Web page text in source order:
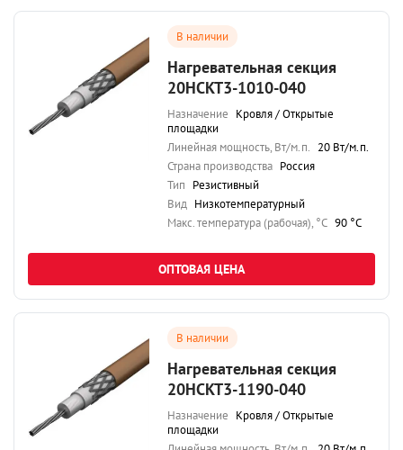
В наличии
Нагревательная секция
20НСКТ3-1010-040
Назначение Кровля / Открытые
площадки
Линейная мощность, Вт/м.п. 20 Вт/м.п.
Страна производства Россия
Тип Резистивный
Вид Низкотемпературный
Maкс. температура (рабочая), °C 90 °C
ОПТОВАЯ ЦЕНА
В наличии
Нагревательная секция
20НСКТ3-1190-040
Назначение Кровля / Открытые
площадки